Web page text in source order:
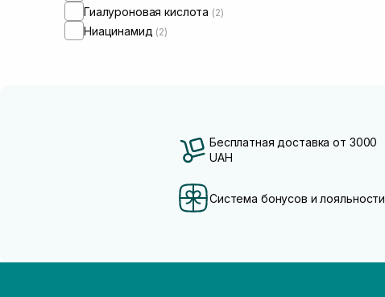
Гиалуроновая кислота (2)
Ниацинамид (2)
Бесплатная доставка от 3000
UAH
Система бонусов и лояльности